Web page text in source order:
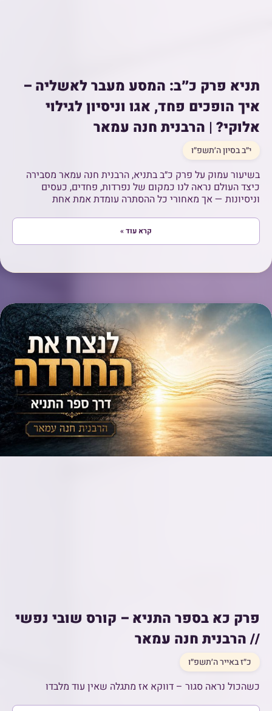
תניא פרק כ״ב: המסע מעבר לאשליה –
איך הופכים פחד, אגו וניסיון לגילוי
אלוקי? | הרבנית חנה עמאר
י״ב בסיון ה׳תשפ״ו
בשיעור עמוק על פרק כ״ב בתניא, הרבנית חנה עמאר מסבירה
כיצד העולם נראה לנו כמקום של נפרדות, פחדים, כעסים
וניסיונות — אך מאחורי כל ההסתרה עומדת אמת אחת
קרא עוד »
פרק כא בספר התניא – קורס שובי נפשי
// הרבנית חנה עמאר
כ״ז באייר ה׳תשפ״ו
כשהכול נראה סגור – דווקא אז מתגלה שאין עוד מלבדו